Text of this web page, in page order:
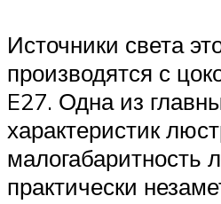
Источники света
производятся с
E27. Одна из
характеристик
малогабаритность
практически